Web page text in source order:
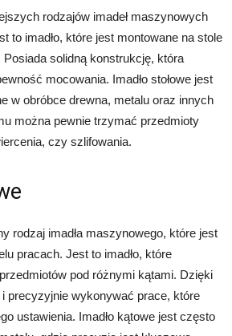
rodzajów imadeł maszynowych
to imadło, które jest montowane na stole
Posiada solidną konstrukcję, która
mocowania. Imadło stołowe jest
w obróbce drewna, metalu oraz innych
można pewnie trzymać przedmioty
czy szlifowania.
rodzaj imadła maszynowego, które jest
pracach. Jest to imadło, które
pod różnymi kątami. Dzięki
precyzyjnie wykonywać prace, które
ustawienia. Imadło kątowe jest często